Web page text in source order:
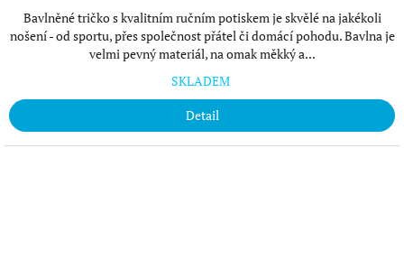
Bavlněné tričko s kvalitním ručním potiskem je skvělé na jakékoli
nošení - od sportu, přes společnost přátel či domácí pohodu. Bavlna je
velmi pevný materiál, na omak měkký a...
SKLADEM
Detail